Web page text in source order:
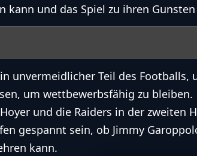
kann und das Spiel zu ihren
unvermeidlicher Teil des Footballs,
um wettbewerbsfähig zu bleiben.
und die Raiders in der zweiten
gespannt sein, ob Jimmy
kann.